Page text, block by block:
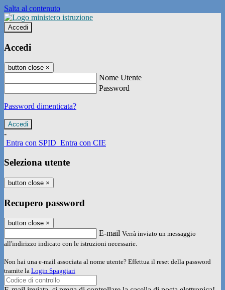
Salta al contenuto
Accedi
Accedi
button close ×
Nome Utente
Password
Password dimenticata?
-
Entra con SPID Entra con CIE
Seleziona utente
button close ×
Recupero password
button close ×
E-mail Verrà inviato un messaggio
all'indirizzo indicato con le istruzioni necessarie.
Non hai una e-mail associata al nome utente? Effettua il reset della password
tramite la Login Spaggiari